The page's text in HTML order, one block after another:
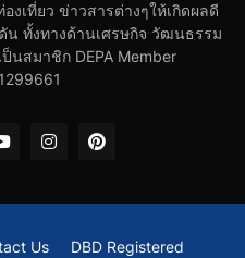
งเที่ยว ข่าวสารต่างๆให้เกิดผลดี
น ทั้งทางด้านเศรษกิจ วัฒนธรรม
นสมาชิก DEPA Member
Us DBD Registered